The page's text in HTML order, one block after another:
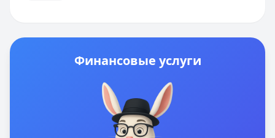
Финансовые услуги